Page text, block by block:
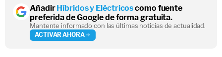
AñadirHíbridos y Eléctricoscomo fuente
preferida de Google de forma gratuita.
Mantente informado con las últimas noticias de actualidad.
ACTIVAR AHORA